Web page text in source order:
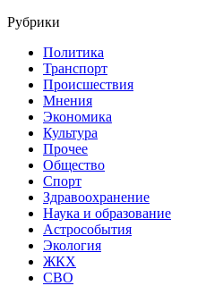
Рубрики
Политика
Транспорт
Происшествия
Мнения
Экономика
Культура
Прочее
Общество
Спорт
Здравоохранение
Наука и образование
Астрособытия
Экология
ЖКХ
СВО